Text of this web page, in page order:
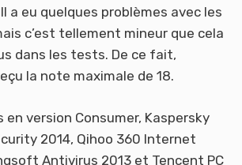
a eu quelques problèmes avec les
c’est tellement mineur que cela
dans les tests. De ce fait,
la note maximale de 18.
en version Consumer, Kaspersky
2014, Qihoo 360 Internet
Antivirus 2013 et Tencent PC